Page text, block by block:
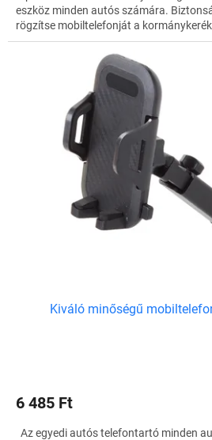
eszköz minden autós számára.
rögzítse mobiltelefonját a
Kiváló minőségű
6 485 Ft
Az egyedi autós telefontartó minden